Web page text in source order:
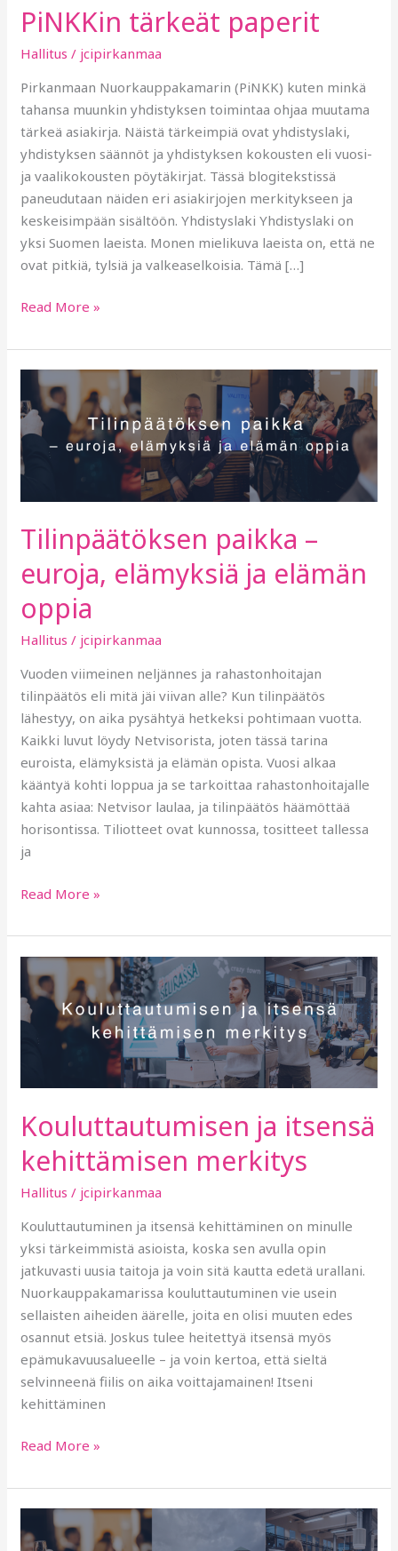
PiNKKin tärkeät paperit
Hallitus / jcipirkanmaa
Pirkanmaan Nuorkauppakamarin (PiNKK) kuten minkä
tahansa muunkin yhdistyksen toimintaa ohjaa muutama
tärkeä asiakirja. Näistä tärkeimpiä ovat yhdistyslaki,
yhdistyksen säännöt ja yhdistyksen kokousten eli vuosi-
ja vaalikokousten pöytäkirjat. Tässä blogitekstissä
paneudutaan näiden eri asiakirjojen merkitykseen ja
keskeisimpään sisältöön. Yhdistyslaki Yhdistyslaki on
yksi Suomen laeista. Monen mielikuva laeista on, että ne
ovat pitkiä, tylsiä ja valkeaselkoisia. Tämä […]
Read More »
Tilinpäätöksen paikka –
euroja, elämyksiä ja elämän
oppia
Hallitus / jcipirkanmaa
Vuoden viimeinen neljännes ja rahastonhoitajan
tilinpäätös eli mitä jäi viivan alle? Kun tilinpäätös
lähestyy, on aika pysähtyä hetkeksi pohtimaan vuotta.
Kaikki luvut löydy Netvisorista, joten tässä tarina
euroista, elämyksistä ja elämän opista. Vuosi alkaa
kääntyä kohti loppua ja se tarkoittaa rahastonhoitajalle
kahta asiaa: Netvisor laulaa, ja tilinpäätös häämöttää
horisontissa. Tiliotteet ovat kunnossa, tositteet tallessa
ja
Tilinpäätöksen
paikka
–
euroja,
elämyksiä
oppia
Read More »
Kouluttautumisen ja itsensä
kehittämisen merkitys
Hallitus / jcipirkanmaa
Kouluttautuminen ja itsensä kehittäminen on minulle
yksi tärkeimmistä asioista, koska sen avulla opin
jatkuvasti uusia taitoja ja voin sitä kautta edetä urallani.
Nuorkauppakamarissa kouluttautuminen vie usein
sellaisten aiheiden äärelle, joita en olisi muuten edes
osannut etsiä. Joskus tulee heitettyä itsensä myös
epämukavuusalueelle – ja voin kertoa, että sieltä
selvinneenä fiilis on aika voittajamainen! Itseni
kehittäminen
Kouluttautumisen
ja
itsensä
kehittämisen
merkitys
Read More »
Miltei
10